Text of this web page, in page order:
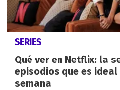
SERIES
Qué ver en Netflix: la
episodios que es
semana